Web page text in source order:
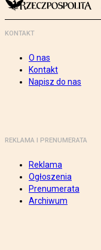
KONTAKT
O nas
Kontakt
Napisz do nas
REKLAMA I PRENUMERATA
Reklama
Ogłoszenia
Prenumerata
Archiwum